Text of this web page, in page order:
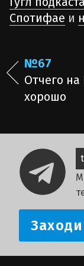
Спотифае и
№67
Отчего на
хорошо